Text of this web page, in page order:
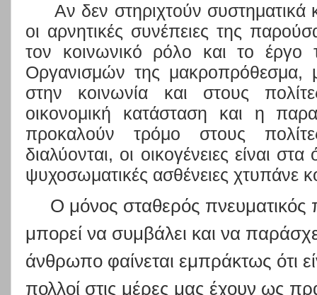
Αν δεν στηριχτούν
οι αρνητικές συνέπειες της
τον κοινωνικό ρόλο και το έργο
Οργανισμών της μακροπρόθεσμα,
στην κοινωνία και στους
οικονομική κατάσταση και η
προκαλούν τρόμο στους
διαλύονται, οι οικογένειες είναι
ψυχοσωματικές ασθένειες χτυπάνε
Ο μόνος σταθερός πνευματικός
μπορεί να συμβάλει και να
άνθρωπο φαίνεται εμπράκτως ότι
πολλοί στις μέρες μας έχουν ως